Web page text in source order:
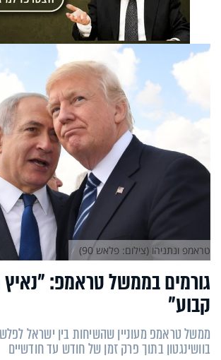
גורמים בממשל טראמפ:
קבוע"
ממשל טראמפ מעוניין שהשיחות בין ישראל
בוושינגטון בתוך פרק זמן של חודש עד חודשיים
טראמפ ונתניהו (צילום: פלאש 90)